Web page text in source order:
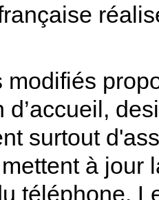
modifiés
d’accueil,
surtout
à jour
téléphone.